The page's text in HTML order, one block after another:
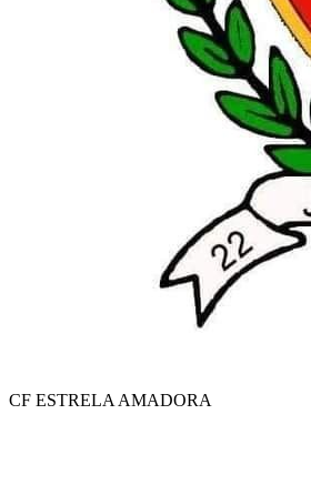
CF ESTRELA AMADORA